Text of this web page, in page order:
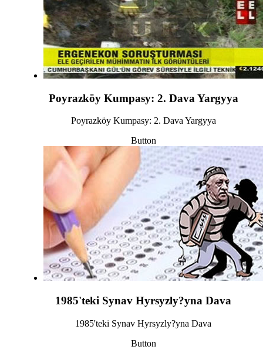
Poyrazköy Kumpasy: 2. Dava Yargyya
Poyrazköy Kumpasy: 2. Dava Yargyya
Button
1985'teki Synav Hyrsyzly?yna Dava
1985'teki Synav Hyrsyzly?yna Dava
Button